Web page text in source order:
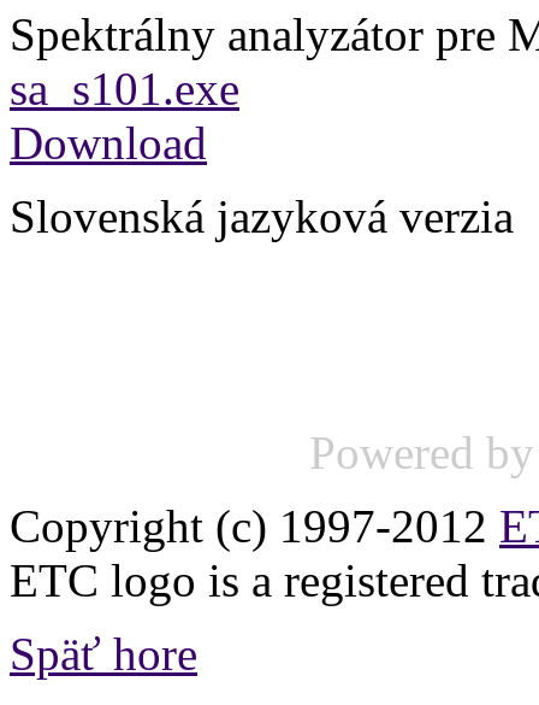
Spektrálny analyzátor pre
sa_s101.exe
Download
Slovenská jazyková verzia
Powered
Copyright (c) 1997-2012
ETC logo is a registered
Späť hore